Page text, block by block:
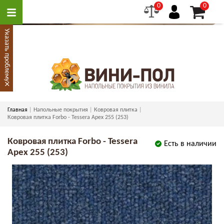
0 0
Главная Напольные покрытия
Ковровая плитка
Ковровая плитка Forbo - Tessera Apex 255 (253)
Есть в наличии
Ковровая плитка Forbo - Tessera
Apex 255 (253)
Указать проблему
×